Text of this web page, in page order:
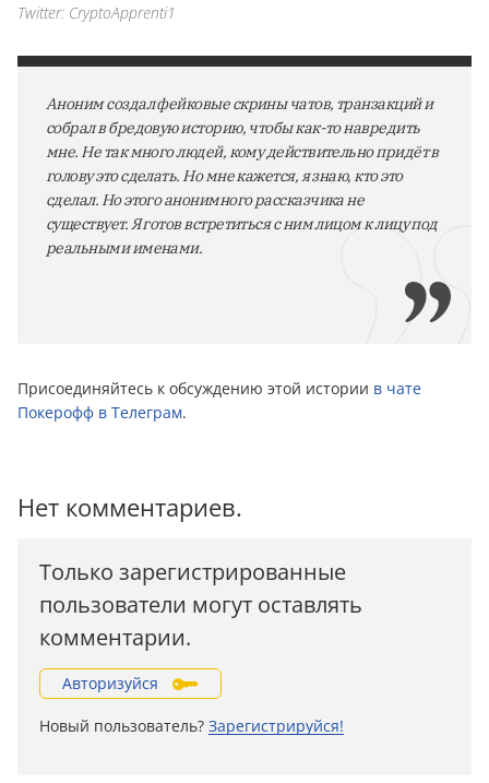
Twitter: CryptoApprenti1
Аноним создал фейковые скрины чатов, транзакций и
собрал в бредовую историю, чтобы как-то навредить
мне. Не так много людей, кому действительно придёт в
голову это сделать. Но мне кажется, я знаю, кто это
сделал. Но этого анонимного рассказчика не
существует. Я готов встретиться с ним лицом к лицу под
реальными именами.
Присоединяйтесь к обсуждению этой истории в чате
Покерофф в Телеграм.
Нет комментариев.
Только зарегистрированные
пользователи могут оставлять
комментарии.
Авторизуйся
Новый пользователь? Зарегистрируйся!